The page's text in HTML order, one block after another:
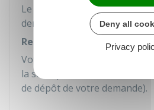
Le justificatif de paiement
demandé lors de la remise de
Remise de la carte
Votre carte vous est remise
la sous-préfecture de votre
de dépôt de votre demande).
Deny all
Privacy